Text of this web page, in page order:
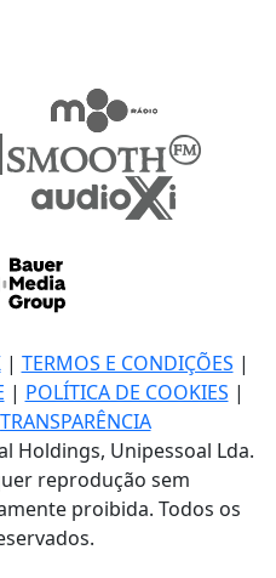
| TERMOS E CONDIÇÕES |
| POLÍTICA DE COOKIES |
TRANSPARÊNCIA
Holdings, Unipessoal Lda.
reprodução sem
proibida. Todos os